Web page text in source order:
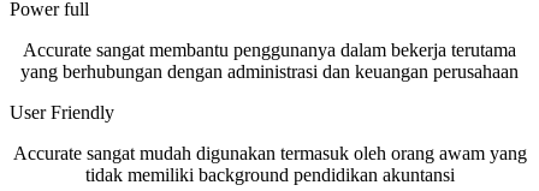
Power full
Accurate sangat membantu penggunanya dalam bekerja terutama
yang berhubungan dengan administrasi dan keuangan perusahaan
User Friendly
Accurate sangat mudah digunakan termasuk oleh orang awam yang
tidak memiliki background pendidikan akuntansi